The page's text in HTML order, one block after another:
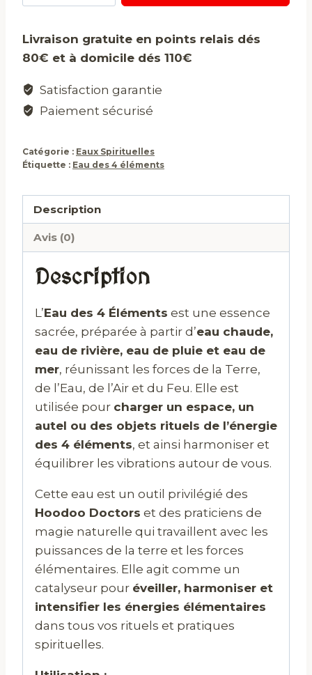
Livraison gratuite en points relais dés
80€ et à domicile dés 110€
Satisfaction garantie
Paiement sécurisé
Catégorie : Eaux Spirituelles
Étiquette : Eau des 4 éléments
Description
Avis (0)
Description
L’Eau des 4 Éléments est une essence
sacrée, préparée à partir d’eau chaude,
eau de rivière, eau de pluie et eau de
mer, réunissant les forces de la Terre,
de l’Eau, de l’Air et du Feu. Elle est
utilisée pour charger un espace, un
autel ou des objets rituels de l’énergie
des 4 éléments, et ainsi harmoniser et
équilibrer les vibrations autour de vous.
Cette eau est un outil privilégié des
Hoodoo Doctors et des praticiens de
magie naturelle qui travaillent avec les
puissances de la terre et les forces
élémentaires. Elle agit comme un
catalyseur pour éveiller, harmoniser et
intensifier les énergies élémentaires
dans tous vos rituels et pratiques
spirituelles.